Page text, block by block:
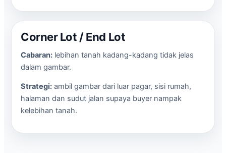
Corner Lot / End Lot
Cabaran: lebihan tanah kadang-kadang tidak jelas
dalam gambar.
Strategi: ambil gambar dari luar pagar, sisi rumah,
halaman dan sudut jalan supaya buyer nampak
kelebihan tanah.